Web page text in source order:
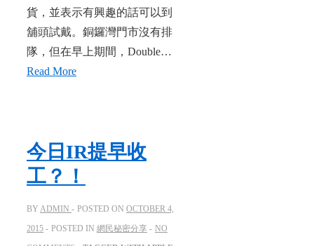
貨，並表示有興趣的話可以到
舖頭試戴。銅鑼灣門市沒有排
隊，但在早上期間，Double…
Read More
今日IR提早收
工？！
BY ADMIN POSTED ON OCTOBER 4,
2015
POSTED IN 網民秘密分享
NO